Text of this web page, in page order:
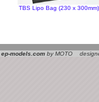
TBS Lipo Bag (230 x 300mm)
ep-models.com by MOTO